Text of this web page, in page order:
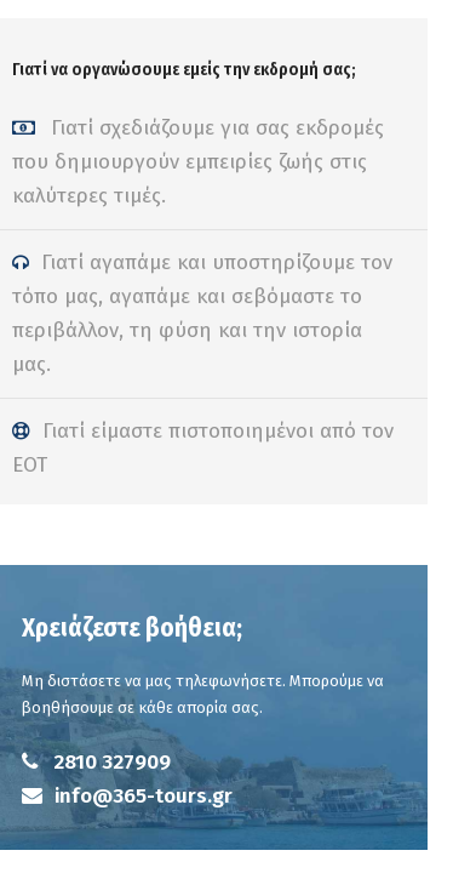
Γιατί να οργανώσουμε εμείς την εκδρομή σας;
Γιατί σχεδιάζουμε για σας εκδρομές
που δημιουργούν εμπειρίες ζωής στις
καλύτερες τιμές.
Γιατί αγαπάμε και υποστηρίζουμε τον
τόπο μας, αγαπάμε και σεβόμαστε το
περιβάλλον, τη φύση και την ιστορία
μας.
Γιατί είμαστε πιστοποιημένοι από τον
ΕΟΤ
Χρειάζεστε βοήθεια;
Μη διστάσετε να μας τηλεφωνήσετε. Μπορούμε να
βοηθήσουμε σε κάθε απορία σας.
2810 327909
info@365-tours.gr